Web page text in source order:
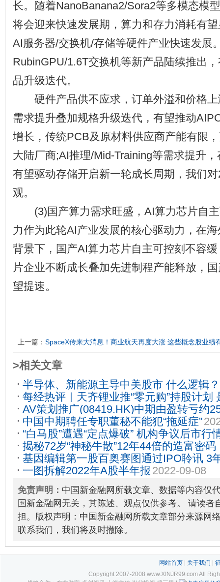
长。随着NanoBanana2/Sora2等多模态模
将会迎来快速发展期，算力和存力消耗有
AI服务器/交换机/存储等硬件产业快速发展
RubinGPU/1.6T交换机等新产品陆续推出
品升级迭代。
硬件产品供不应求，订单外溢和价格上
需求提升叠加规格升级迭代，有望推动
增长，传统PCB及原材料供应商产能有限
大陆厂商;AI推理/Mid-Training等需求提升
有望驱动存储开启新一轮成长周期，我们
观。
(3)国产算力需求旺盛，AI算力芯片自主
力作为此轮AI产业发展的核心驱动力，在
背景下，国产AI算力芯片自主可控刻不容
片企业不断成长叠加先进制程产能释放，
望提速。
上一篇： SpaceX传来大消息！商业航天再度大涨 这些概念股业绩
>相关文章
半导体、新能源主导中美股市 什么逻辑？
每经热评｜天齐锂业推“零元购”持股计划
2022-09-20
AV策划推广(08419.HK)中期由盈转亏约
12
中国中期聘任专职董秘不能犯“拖延症”
“白马股”遭遇“定点爆破” 机构争议后市行
揭秘72岁“神秘牛散”12年44倍的造富密
战”，重仓布局了这些股……2022-09-26
基因编辑第一股百奥赛图通过IPO聆讯 3
2022-08-09
一图拆解2022年A股半年报 2022-09-08
免责声明： 中国新金融网所载文章、数据等内容仅
国新金融网无关，其陈述、观点仅供参考。 请读者
担。版权声明：中国新金融网所载文章部分来源网
联系我们，我们将及时撤除。
网站首页| 关于我们
Copyright 2007-2008 www.XINJR99.com All